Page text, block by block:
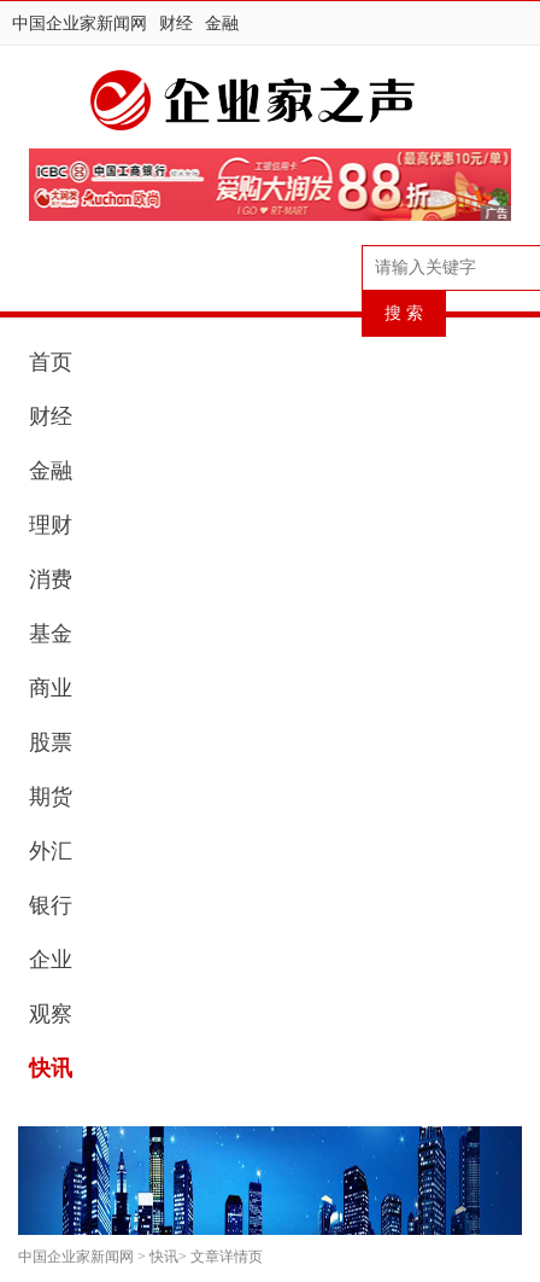
中国企业家新闻网 财经 金融
首页
财经
金融
理财
消费
基金
商业
股票
期货
外汇
银行
企业
观察
快讯
中国企业家新闻网 > 快讯> 文章详情页